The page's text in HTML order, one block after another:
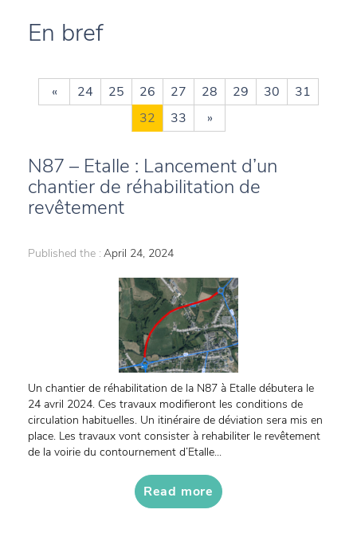
En bref
« 24 25 26 27 28 29 30
31
32
33 »
N87 – Etalle : Lancement d’un
chantier de réhabilitation de
revêtement
Published the : April 24, 2024
Un chantier de réhabilitation de la N87 à Etalle débutera le
24 avril 2024. Ces travaux modifieront les conditions de
circulation habituelles. Un itinéraire de déviation sera mis en
place. Les travaux vont consister à rehabiliter le revêtement
de la voirie du contournement d’Etalle...
Read more